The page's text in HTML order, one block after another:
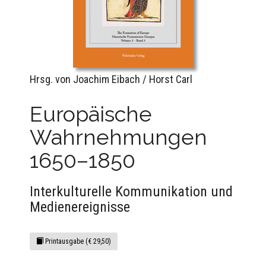
Hrsg. von Joachim Eibach / Horst Carl
Europäische
Wahrnehmungen
1650–1850
Interkulturelle Kommunikation und
Medienereignisse
Printausgabe (€ 29,50)